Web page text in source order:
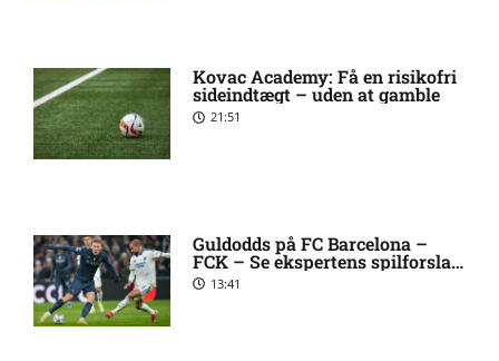
Tottenham-anfører
Manchester United sender
målmand til Spanien
Roma enig med Atlético om
verdensmester
10:09 pm
Kovac Academy: Få en risikofri
sideindtægt – uden at gamble
21:51
Guldodds på FC Barcelona –
FCK – Se ekspertens spilforslag
her13:41